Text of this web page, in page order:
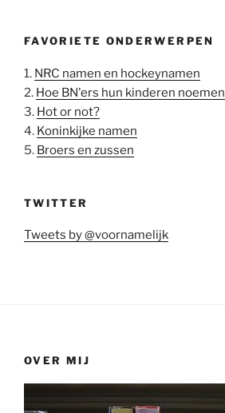
FAVORIETE ONDERWERPEN
1. NRC namen en hockeynamen
2. Hoe BN'ers hun kinderen noemen
3. Hot or not?
4. Koninkijke namen
5. Broers en zussen
TWITTER
Tweets by @voornamelijk
OVER MIJ